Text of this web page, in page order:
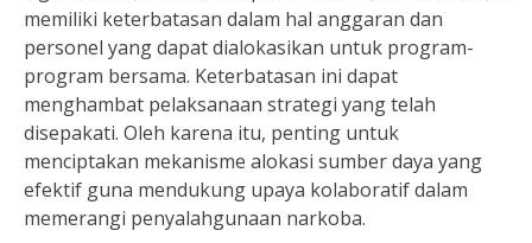
memiliki keterbatasan dalam hal anggaran dan
personel yang dapat dialokasikan untuk program-
program bersama. Keterbatasan ini dapat
menghambat pelaksanaan strategi yang telah
disepakati. Oleh karena itu, penting untuk
menciptakan mekanisme alokasi sumber daya yang
efektif guna mendukung upaya kolaboratif dalam
memerangi penyalahgunaan narkoba.